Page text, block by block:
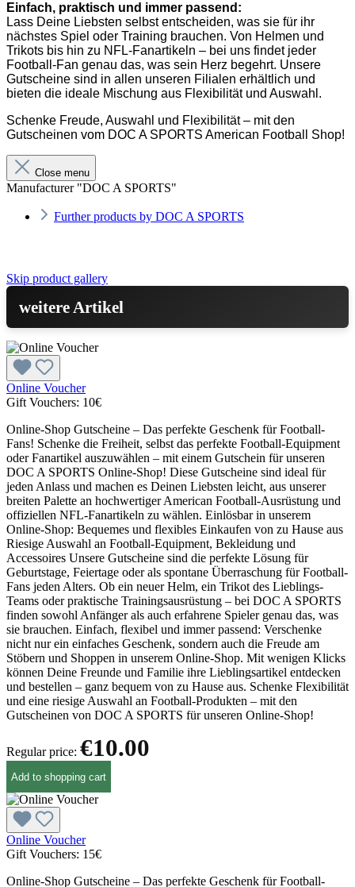
Einfach, praktisch und immer passend:
Lass Deine Liebsten selbst entscheiden, was sie für ihr
nächstes Spiel oder Training brauchen. Von Helmen und
Trikots bis hin zu NFL-Fanartikeln – bei uns findet jeder
Football-Fan genau das, was sein Herz begehrt. Unsere
Gutscheine sind in allen unseren Filialen erhältlich und
bieten die ideale Mischung aus Flexibilität und Auswahl.
Schenke Freude, Auswahl und Flexibilität – mit den
Gutscheinen vom DOC A SPORTS American Football Shop!
Close menu
Manufacturer "DOC A SPORTS"
Further products by DOC A SPORTS
Skip product gallery
weitere Artikel
Online Voucher
Gift Vouchers: 10€
Online-Shop Gutscheine – Das perfekte Geschenk für Football-
Fans! Schenke die Freiheit, selbst das perfekte Football-Equipment
oder Fanartikel auszuwählen – mit einem Gutschein für unseren
DOC A SPORTS Online-Shop! Diese Gutscheine sind ideal für
jeden Anlass und machen es Deinen Liebsten leicht, aus unserer
breiten Palette an hochwertiger American Football-Ausrüstung und
offiziellen NFL-Fanartikeln zu wählen. Einlösbar in unserem
Online-Shop: Bequemes und flexibles Einkaufen von zu Hause aus
Riesige Auswahl an Football-Equipment, Bekleidung und
Accessoires Unsere Gutscheine sind die perfekte Lösung für
Geburtstage, Feiertage oder als spontane Überraschung für Football-
Fans jeden Alters. Ob ein neuer Helm, ein Trikot des Lieblings-
Teams oder praktische Trainingsausrüstung – bei DOC A SPORTS
finden sowohl Anfänger als auch erfahrene Spieler genau das, was
sie brauchen. Einfach, flexibel und immer passend: Verschenke
nicht nur ein einfaches Geschenk, sondern auch die Freude am
Stöbern und Shoppen in unserem Online-Shop. Mit wenigen Klicks
können Deine Freunde und Familie ihre Lieblingsartikel entdecken
und bestellen – ganz bequem von zu Hause aus. Schenke Flexibilität
und eine riesige Auswahl an Football-Produkten – mit den
Gutscheinen von DOC A SPORTS für unseren Online-Shop!
Regular price: €10.00
Add to shopping cart
Online Voucher
Gift Vouchers: 15€
Online-Shop Gutscheine – Das perfekte Geschenk für Football-